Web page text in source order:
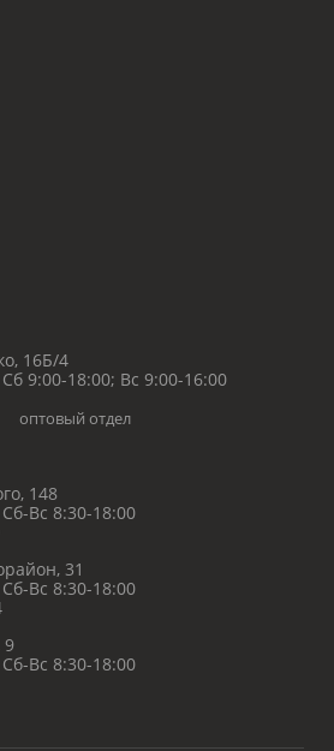
16Б/4
Сб 9:00-18:00; Вс 9:00-16:00
оптовый отдел
148
Сб-Вс 8:30-18:00
31
Сб-Вс 8:30-18:00
9
Сб-Вс 8:30-18:00